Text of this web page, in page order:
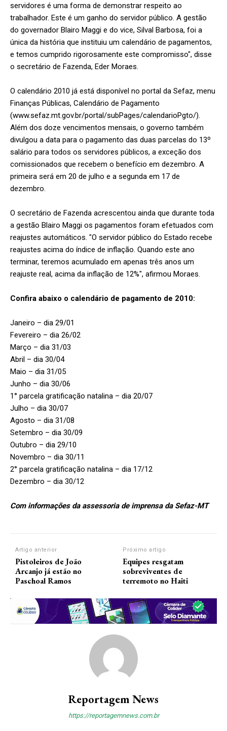
servidores é uma forma de demonstrar respeito ao
trabalhador. Este é um ganho do servidor público. A gestão
do governador Blairo Maggi e do vice, Silval Barbosa, foi a
única da história que instituiu um calendário de pagamentos,
e temos cumprido rigorosamente este compromisso", disse
o secretário de Fazenda, Eder Moraes.
O calendário 2010 já está disponível no portal da Sefaz, menu
Finanças Públicas, Calendário de Pagamento
(www.sefaz.mt.gov.br/portal/subPages/calendarioPgto/).
Além dos doze vencimentos mensais, o governo também
divulgou a data para o pagamento das duas parcelas do 13º
salário para todos os servidores públicos, a exceção dos
comissionados que recebem o benefício em dezembro. A
primeira será em 20 de julho e a segunda em 17 de
dezembro.
O secretário de Fazenda acrescentou ainda que durante toda
a gestão Blairo Maggi os pagamentos foram efetuados com
reajustes automáticos. "O servidor público do Estado recebe
reajustes acima do índice de inflação. Quando este ano
terminar, teremos acumulado em apenas três anos um
reajuste real, acima da inflação de 12%", afirmou Moraes.
Confira abaixo o calendário de pagamento de 2010:
Janeiro – dia 29/01
Fevereiro – dia 26/02
Março – dia 31/03
Abril – dia 30/04
Maio – dia 31/05
Junho – dia 30/06
1° parcela gratificação natalina – dia 20/07
Julho – dia 30/07
Agosto – dia 31/08
Setembro – dia 30/09
Outubro – dia 29/10
Novembro – dia 30/11
2° parcela gratificação natalina – dia 17/12
Dezembro – dia 30/12
Com informações da assessoria de imprensa da Sefaz-MT
Artigo anterior
Pistoleiros de João
Arcanjo já estão no
Paschoal Ramos
Próximo artigo
Equipes resgatam
sobreviventes de
terremoto no Haiti
Reportagem News
https://reportagemnews.com.br